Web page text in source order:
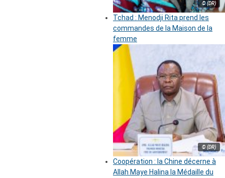
© (DR)
Tchad : Menodji Rita prend les
commandes de la Maison de la
femme
© (DR)
Coopération : la Chine décerne à
Allah Maye Halina la Médaille du